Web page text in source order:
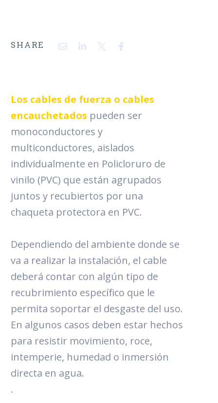
SHARE
Los cables de fuerza o cables
encauchetados pueden ser
monoconductores y
multiconductores, aislados
individualmente en Policloruro de
vinilo (PVC) que están agrupados
juntos y recubiertos por una
chaqueta protectora en PVC.
Dependiendo del ambiente donde se
va a realizar la instalación, el cable
deberá contar con algún tipo de
recubrimiento específico que le
permita soportar el desgaste del uso.
En algunos casos deben estar hechos
para resistir movimiento, roce,
intemperie, humedad o inmersión
directa en agua.
.